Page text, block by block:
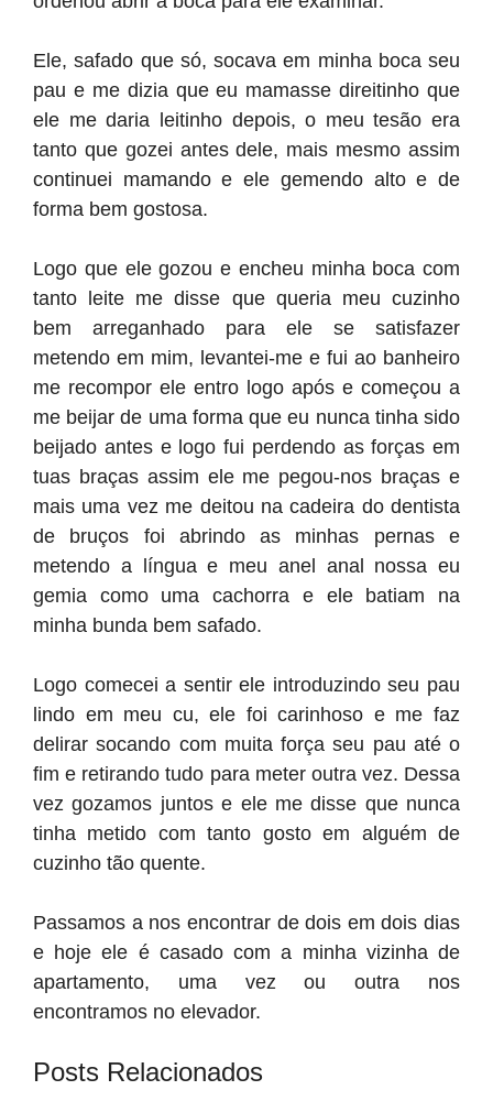
Ele, safado que só, socava em minha boca seu
pau e me dizia que eu mamasse direitinho que
ele me daria leitinho depois, o meu tesão era
tanto que gozei antes dele, mais mesmo assim
continuei mamando e ele gemendo alto e de
forma bem gostosa.
Logo que ele gozou e encheu minha boca com
tanto leite me disse que queria meu cuzinho
bem arreganhado para ele se satisfazer
metendo em mim, levantei-me e fui ao banheiro
me recompor ele entro logo após e começou a
me beijar de uma forma que eu nunca tinha sido
beijado antes e logo fui perdendo as forças em
tuas braças assim ele me pegou-nos braças e
mais uma vez me deitou na cadeira do dentista
de bruços foi abrindo as minhas pernas e
metendo a língua e meu anel anal nossa eu
gemia como uma cachorra e ele batiam na
minha bunda bem safado.
Logo comecei a sentir ele introduzindo seu pau
lindo em meu cu, ele foi carinhoso e me faz
delirar socando com muita força seu pau até o
fim e retirando tudo para meter outra vez. Dessa
vez gozamos juntos e ele me disse que nunca
tinha metido com tanto gosto em alguém de
cuzinho tão quente.
Passamos a nos encontrar de dois em dois dias
e hoje ele é casado com a minha vizinha de
apartamento, uma vez ou outra nos
encontramos no elevador.
Posts Relacionados